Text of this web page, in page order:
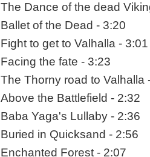
The Dance of the dead
Ballet of the Dead - 3:20
Fight to get to Valhalla - 3:01
Facing the fate - 3:23
The Thorny road to Valhalla
Above the Battlefield - 2:32
Baba Yaga's Lullaby - 2:36
Buried in Quicksand - 2:56
Enchanted Forest - 2:07